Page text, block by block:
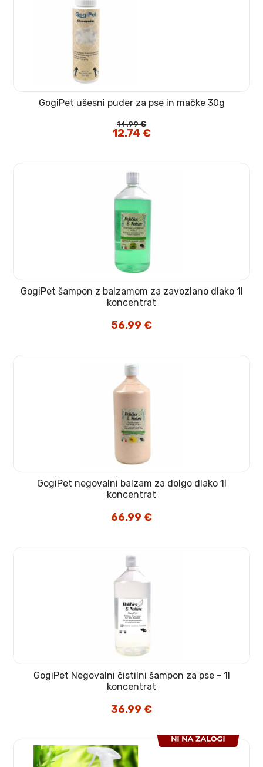
GogiPet ušesni puder za pse in mačke 30g
14.99€
Izvirna
cena
12.74 €Trenutna
cena
GogiPet šampon z balzamom za zavozlano dlako 1l
koncentrat
56.99€
GogiPet negovalni balzam za dolgo dlako 1l
koncentrat
66.99€
GogiPet Negovalni čistilni šampon za pse - 1l
koncentrat
36.99€